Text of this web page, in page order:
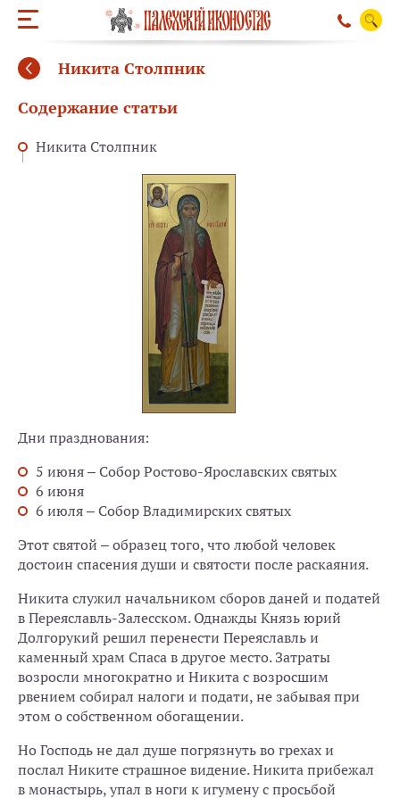
Никита Столпник
Содержание статьи
Никита Столпник
Дни празднования:
5 июня – Собор Ростово-Ярославских святых
6 июня
6 июля – Собор Владимирских святых
Этот святой – образец того, что любой человек
достоин спасения души и святости после раскаяния.
Никита служил начальником сборов даней и податей
в Переяславль-Залесском. Однажды Князь юрий
Долгорукий решил перенести Переяславль и
каменный храм Спаса в другое место. Затраты
возросли многократно и Никита с возросшим
рвением собирал налоги и подати, не забывая при
этом о собственном обогащении.
Но Господь не дал душе погрязнуть во грехах и
послал Никите страшное видение. Никита прибежал
в монастырь, упал в ноги к игумену с просьбой